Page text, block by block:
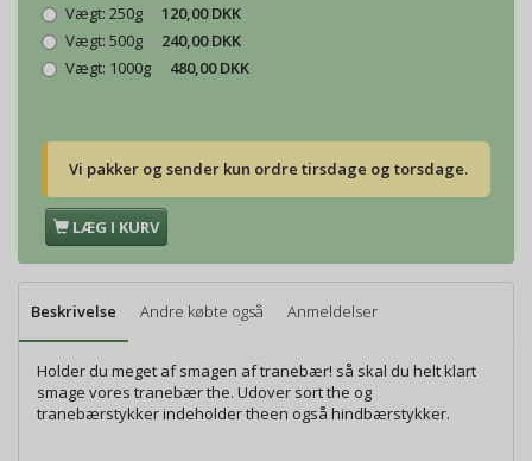
Vægt: 250g
120,00 DKK
Vægt: 500g
240,00 DKK
Vægt: 1000g 480,00 DKK
Vi pakker og sender kun ordre tirsdage og torsdage.
LÆG I KURV
Beskrivelse Andre købte også Anmeldelser
Holder du meget af smagen af tranebær! så skal du helt klart
smage vores tranebær the. Udover sort the og
tranebærstykker indeholder theen også hindbærstykker.